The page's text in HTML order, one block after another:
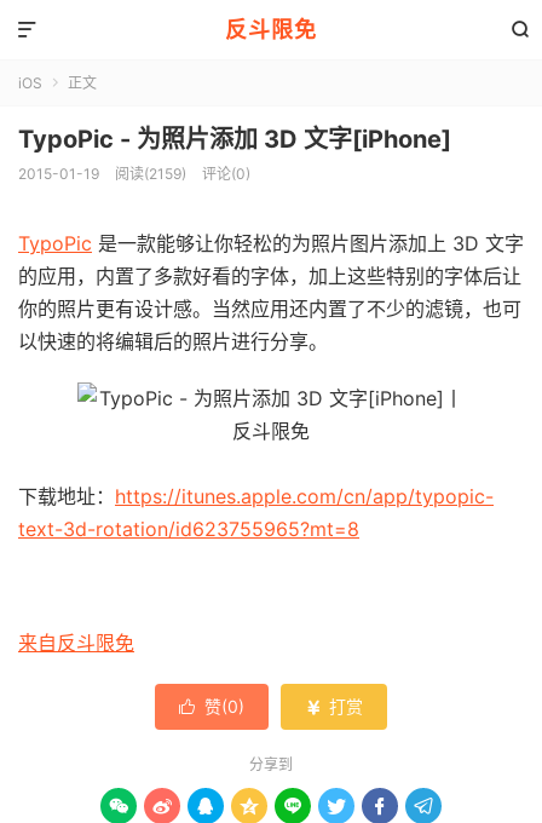
反斗限免 

iOS  正文
TypoPic - 为照片添加 3D 文字[iPhone]
2015-01-19 阅读(2159) 评论(0)
TypoPic 是一款能够让你轻松的为照片图片添加上 3D 文字
的应用，内置了多款好看的字体，加上这些特别的字体后让
你的照片更有设计感。当然应用还内置了不少的滤镜，也可
以快速的将编辑后的照片进行分享。
下载地址： https://itunes.apple.com/cn/app/typopic-
text-3d-rotation/id623755965?mt=8
来自反斗限免
 赞(0)  打赏
分享到
       